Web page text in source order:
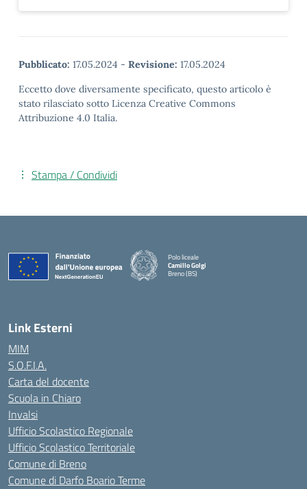
Pubblicato: 17.05.2024 - Revisione: 17.05.2024
Eccetto dove diversamente specificato, questo articolo è
stato rilasciato sotto Licenza Creative Commons
Attribuzione 4.0 Italia.
Stampa / Condividi
Polo liceale
Camillo Golgi
Breno (BS)
Link Esterni
MIM
S.O.F.I.A.
Carta del docente
Scuola in Chiaro
Invalsi
Ufficio Scolastico Regionale
Ufficio Scolastico Territoriale
Comune di Breno
Comune di Darfo Boario Terme